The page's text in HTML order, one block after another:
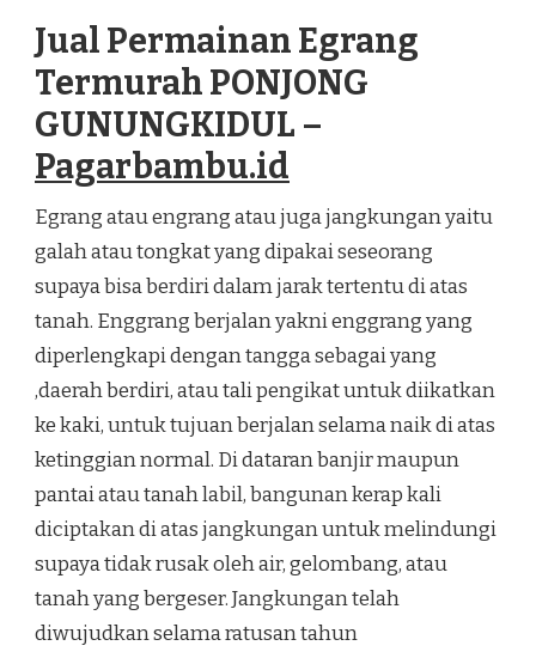
TERMURAH
PONJONG
GUNUNGKIDUL
Jual Permainan Egrang
Termurah PONJONG
GUNUNGKIDUL –
Pagarbambu.id
Egrang atau engrang atau juga jangkungan yaitu
galah atau tongkat yang dipakai seseorang
supaya bisa berdiri dalam jarak tertentu di atas
tanah. Enggrang berjalan yakni enggrang yang
diperlengkapi dengan tangga sebagai yang
,daerah berdiri, atau tali pengikat untuk diikatkan
ke kaki, untuk tujuan berjalan selama naik di atas
ketinggian normal. Di dataran banjir maupun
pantai atau tanah labil, bangunan kerap kali
diciptakan di atas jangkungan untuk melindungi
supaya tidak rusak oleh air, gelombang, atau
tanah yang bergeser. Jangkungan telah
diwujudkan selama ratusan tahun